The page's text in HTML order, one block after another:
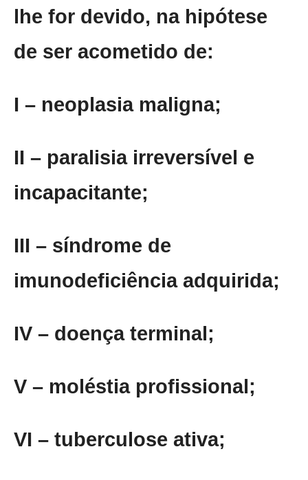
lhe for devido, na hipótese
de ser acometido de:
I – neoplasia maligna;
II – paralisia irreversível e
incapacitante;
III – síndrome de
imunodeficiência adquirida;
IV – doença terminal;
V – moléstia profissional;
VI – tuberculose ativa;